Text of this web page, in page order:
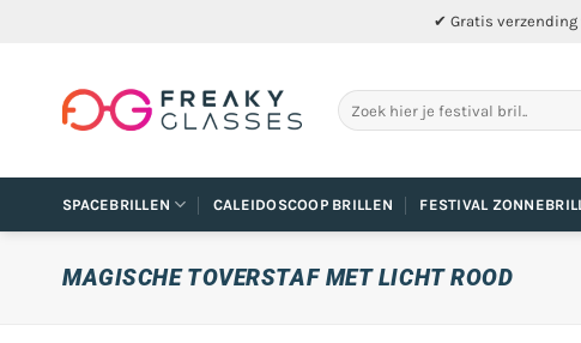
✔ Gratis verzending
Zoeken
naar:
SPACEBRILLEN CALEIDOSCOOP BRILLEN FESTIVAL
MAGISCHE TOVERSTAF MET LICHT ROOD